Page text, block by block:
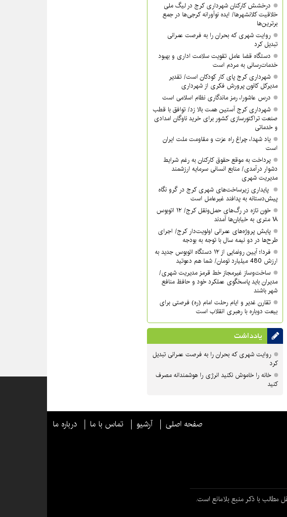
درخشش کارکنان شهرداری کرج در لیگ ملی
خلاقیت کلانشهرها/ ایده نوآورانه کرجی‌ها در جمع
برترین‌ها
روایت شهری که بحران را به فرصت عمرانی
تبدیل کرد
دستگاه قضا عامل تقویت سلامت اداری و بهبود
خدمات‌رسانی به مردم است
شهرداری کرج پای کار کودکان است/ تقدیر
مدیرکل کانون پرورش فکری از شهرداری
درس عاشورا، رمز ماندگاری نظام اسلامی است
شهرداری کرج آستین همت بالا زد/ توافق با قطب
صنعت تراکتورسازی کشور برای خرید ناوگان امدادی
و خدماتی
یاد شهدا، چراغ راه عزت و مقاومت ملت ایران
است
پرداخت به موقع حقوق کارکنان به رغم شرایط
دشوار درآمدی/ منابع انسانی سرمایه ارزشمند
مدیریت شهری
پایداری زیرساخت‌های شهری کرج در گرو نگاه
پیش‌دستانه به پدافند غیرعامل است
خون تازه در رگ‌های حمل‌ونقل کرج/ ۱۲ اتوبوس
۱۸ متری به خیابان‌ها آمدند
پایش پروژه‌های عمرانی اولویت‌دار کرج/ اجرای
طرح‌ها در دو نیمه سال با توجه به بودجه
فردا؛ آیین رونمایی از ۱۲ دستگاه اتوبوس جدید به
ارزش 480 میلیارد تومان/ شما هم دعوتید
ساخت‌وساز غیرمجاز خط قرمز مدیریت شهری‌/
مدیران باید پاسخگوی عملکرد خود و حافظ منافع
شهر باشند
تقارن غدیر و ایام رحلت امام (ره) فرصتی برای
بیعت دوباره با رهبری انقلاب است
یادداشت
روایت شهری که بحران را به فرصت عمرانی تبدیل
کرد
خانه را خاموش نکنید انرژی را هوشمندانه مصرف
کنید
صفحه اصلی آرشیو تماس با ما درباره ما
با ذکر منبع بلامانع است.